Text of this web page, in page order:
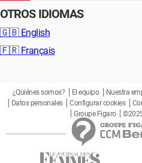
OTROS IDIOMAS
🇬🇧 English
🇫🇷 Français
¿Quiénes somos? El equipo Nuestra
Datos personales
Configurar cookies
Groupe Figaro